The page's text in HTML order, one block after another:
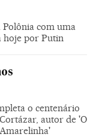
com uma
hoje por Putin
o centenário
autor de 'O